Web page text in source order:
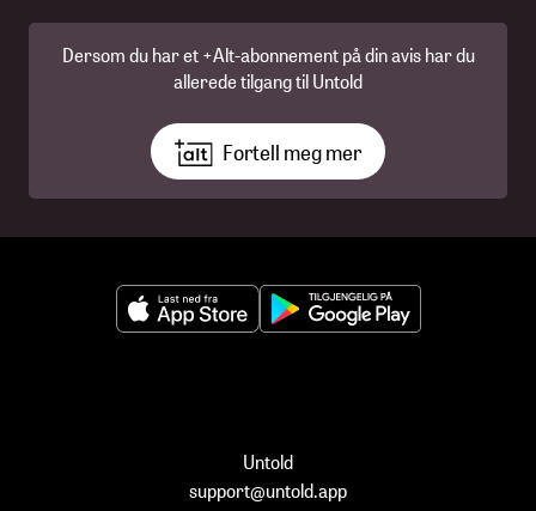
Dersom du har et +Alt-abonnement på din avis har du
allerede tilgang til Untold
Fortell meg mer
Untold
support@untold.app